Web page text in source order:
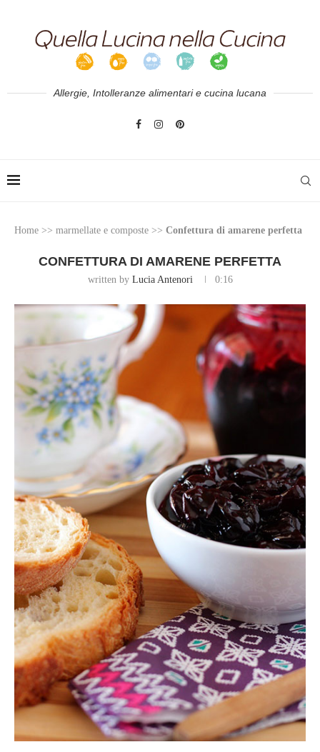
Allergie, Intolleranze alimentari e cucina lucana
Home >> marmellate e composte >> Confettura di amarene perfetta
CONFETTURA DI AMARENE PERFETTA
written by Lucia Antenori 0:16